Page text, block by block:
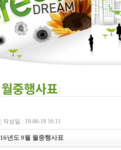
작성일 : 19-06-18 16:11
16년도 9월 월중행사표